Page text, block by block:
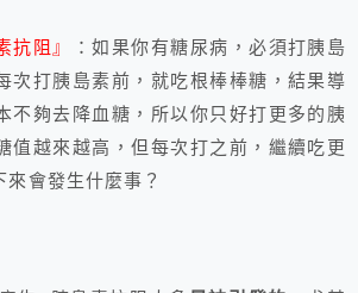
抗阻』
：如果你有糖尿病，必須打胰島
次打胰島素前，就吃根棒棒糖，結果導
不夠去降血糖，所以你只好打更多的胰
值越來越高，但每次打之前，繼續吃更
來會發生什麼事？